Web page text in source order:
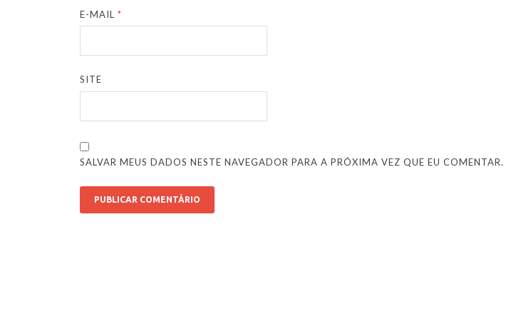
E-MAIL*
SITE
SALVAR MEUS DADOS NESTE NAVEGADOR PARA A PRÓXIMA VEZ QUE EU COMENTAR.